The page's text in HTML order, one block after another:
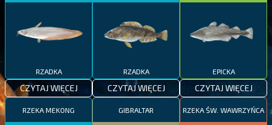
RZADKA
CZYTAJ WIĘCEJ
RZADKA
CZYTAJ WIĘCEJ
EPICKA
CZYTAJ WIĘCEJ
RZEKA MEKONG GIBRALTAR RZEKA ŚW. WAWRZYŃCA